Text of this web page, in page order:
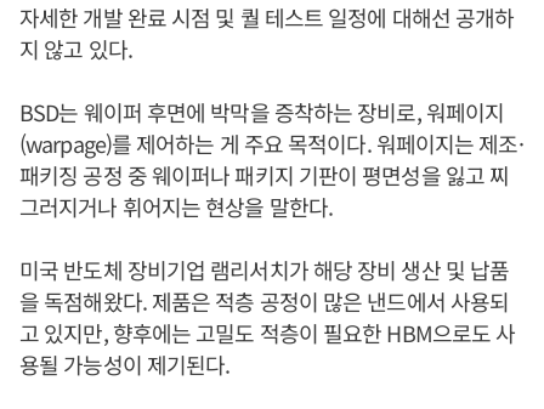
자세한 개발 완료 시점 및 퀄 테스트 일정에 대해선 공개하
지 않고 있다.
BSD는 웨이퍼 후면에 박막을 증착하는 장비로, 워페이지
(warpage)를 제어하는 게 주요 목적이다. 워페이지는 제조·
패키징 공정 중 웨이퍼나 패키지 기판이 평면성을 잃고 찌
그러지거나 휘어지는 현상을 말한다.
미국 반도체 장비기업 램리서치가 해당 장비 생산 및 납품
을 독점해왔다. 제품은 적층 공정이 많은 낸드에서 사용되
고 있지만, 향후에는 고밀도 적층이 필요한 HBM으로도 사
용될 가능성이 제기된다.